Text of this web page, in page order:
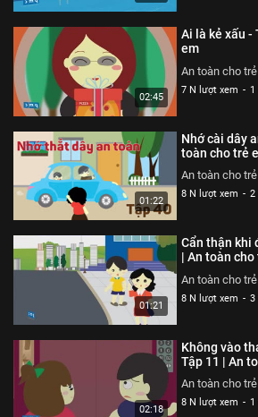
03:42
An toàn cho trẻ
26 N lượt xem
03:35
An toàn cho trẻ
26 N lượt xem
02:48
322 | An
An toàn cho
26 N lượt xem
02:51
An toàn cho
26 N lượt xem
02:45
Ai là kẻ xấu -
em
An toàn cho
7 N lượt xem -
01:22
Nhớ cài dây
toàn cho trẻ
An toàn cho
8 N lượt xem - 2
01:21
Cẩn thận khi
| An toàn cho
An toàn cho
8 N lượt xem - 3
02:18
Không vào
Tập 11 | An
An toàn cho
8 N lượt xem -